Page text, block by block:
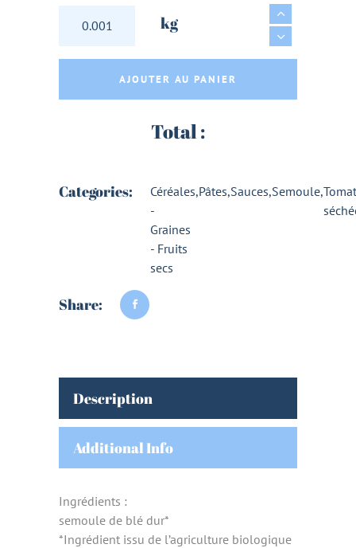
CONCHIGLIE BIOLOGIQUES (ou pâtes
kg
AJOUTER AU PANIER
Total :
Categories:
Céréales
-
Graines
- Fruits
secs
,Pâtes,Sauces,Semoule,
Share:
Description
Additional Info
Ingrédients :
semoule de blé dur*
*Ingrédient issu de l’agriculture biologique